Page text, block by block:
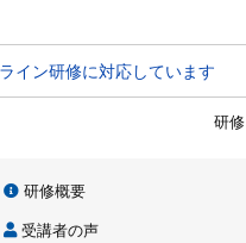
イン研修に対応しています
研
研修概要
受講者の声